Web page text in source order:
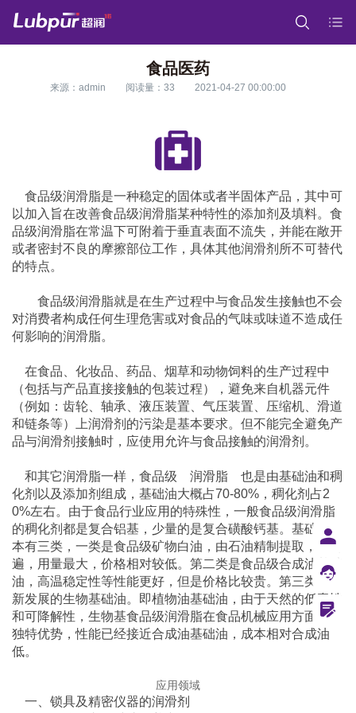
食品医药
来源：admin 阅读量：33 2021-04-27 00:00:00
以加入旨在改善食品级润滑脂某种特性的添加剂及填料。食
品级润滑脂在常温下可附着于垂直表面不流失，并能在敞开
或者密封不良的摩擦部位工作，具体其他润滑剂所不可替代
的特点。
对消费者构成任何生理危害或对食品的气味或味道不造成任
何影响的润滑脂。
（包括与产品直接接触的包装过程），避免来自机器元件
（例如：齿轮、轴承、液压装置、气压装置、压缩机、滑道
和链条等）上润滑剂的污染是基本要求。但不能完全避免产
品与润滑剂接触时，应使用允许与食品接触的润滑剂。
化剂以及添加剂组成，基础油大概占70-80%，稠化剂占2
0%左右。由于食品行业应用的特殊性，一般食品级润滑脂
的稠化剂都是复合铝基，少量的是复合磺酸钙基。基础油基
本有三类，一类是食品级矿物白油，由石油精制提取，最普
遍，用量最大，价格相对较低。第二类是食品级合成油基础
油，高温稳定性等性能更好，但是价格比较贵。第三类是最
新发展的生物基础油。即植物油基础油，由于天然的低毒性
和可降解性，生物基食品级润滑脂在食品机械应用方面具有
独特优势，性能已经接近合成油基础油，成本相对合成油
低。
应用领域
	一、锁具及精密仪器的润滑剂